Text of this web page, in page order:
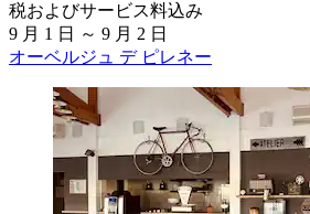
税およびサービス料込み
9 月 1 日 ～ 9 月 2 日
オーベルジュ デ ピレネー